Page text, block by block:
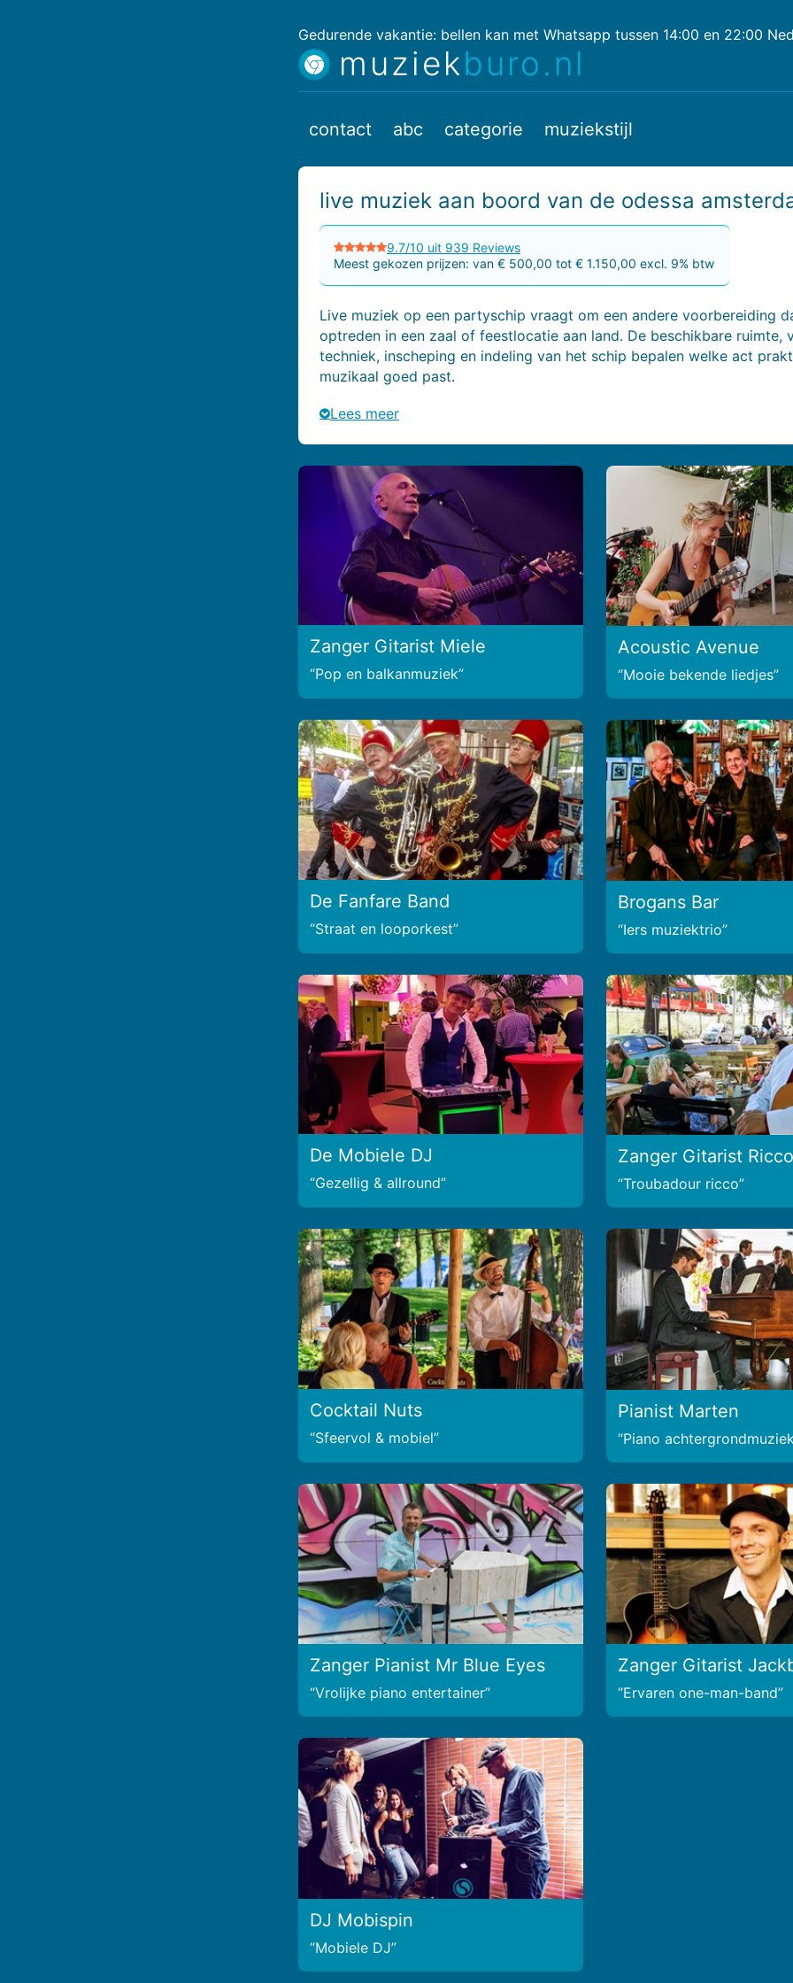
Gedurende vakantie: bellen kan met Whatsapp tussen 14:00 en 22:00
muziekburo.nl
live muziek aan boord van de odessa
9.7/10 uit 939 Reviews
Meest gekozen prijzen: van € 500,00 tot € 1.150,00 excl. 9% btw
Live muziek op een partyschip vraagt om een andere voorbereiding
optreden in een zaal of feestlocatie aan land. De beschikbare ruimte,
techniek, inscheping en indeling van het schip bepalen welke act
muzikaal goed past.
Lees meer
Zanger Gitarist Miele
Pop en balkanmuziek
Acoustic Avenue
Mooie bekende liedjes
De Fanfare Band
Straat en looporkest
Brogans Bar
Iers muziektrio
De Mobiele DJ
Gezellig & allround
Zanger Gitarist Ricco
Troubadour ricco
Cocktail Nuts
Sfeervol & mobiel
Pianist Marten
Piano
Zanger Pianist Mr Blue Eyes
Vrolijke piano entertainer
Zanger Gitarist
Ervaren one-man-band
DJ Mobispin
Mobiele DJ
contact abc categorie muziekstijl